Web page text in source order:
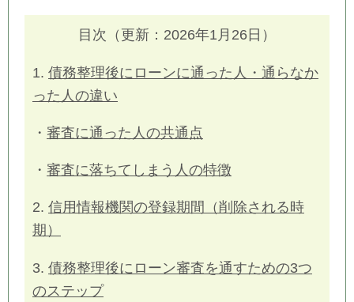
目次（更新：2026年1月26日）
1. 債務整理後にローンに通った人・通らなか
った人の違い
・ 審査に通った人の共通点
・ 審査に落ちてしまう人の特徴
2. 信用情報機関の登録期間（削除される時
期）
3. 債務整理後にローン審査を通すための3つ
のステップ